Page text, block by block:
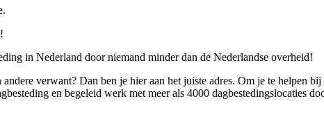
in Nederland door niemand minder dan de Nederlandse overheid!
verwant? Dan ben je hier aan het juiste adres. Om je te helpen
en begeleid werk met meer als 4000 dagbestedingslocaties